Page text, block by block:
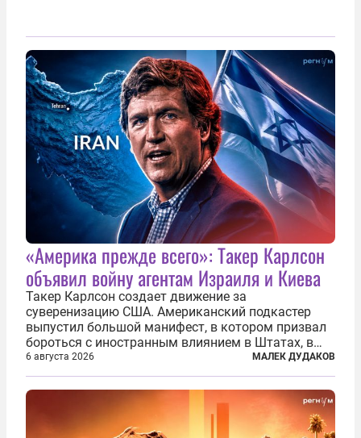
«Америка прежде всего»: Такер Карлсон
объявил войну агентам Израиля и Киева
Такер Карлсон создает движение за
суверенизацию США. Американский подкастер
выпустил большой манифест, в котором призвал
бороться с иностранным влиянием в Штатах, в
первую очередь имея в виду Израиль. А также
прекратить заморские войны, выплатить
репарации Ирану, остановить прием мигрантов...
6 августа 2026 МАЛЕК ДУДАКОВ